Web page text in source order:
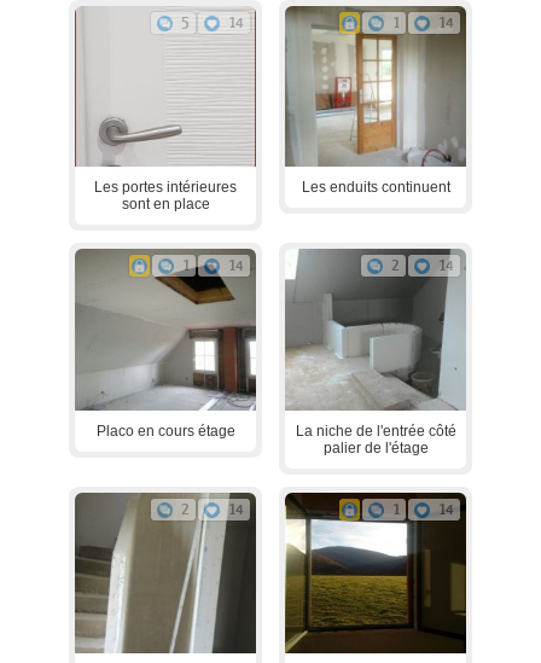
5 14
Les portes intérieures
sont en place
1 14
Les enduits continuent
1 14
Placo en cours étage
2 14
La niche de l'entrée côté
palier de l'étage
2 14 1 14